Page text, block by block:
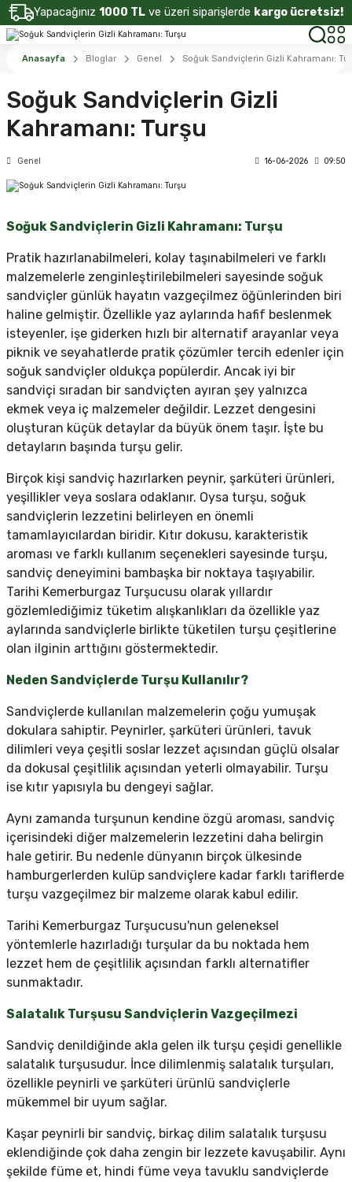
Yapacağınız 1000 TL ve üzeri siparişlerde kargo ücretsiz!
Anasayfa Bloglar Genel Soğuk Sandviçlerin Gizli Kahramanı:
Soğuk Sandviçlerin Gizli
Kahramanı: Turşu
Genel 16-06-2026 09:50
Soğuk Sandviçlerin Gizli Kahramanı: Turşu
Pratik hazırlanabilmeleri, kolay taşınabilmeleri ve farklı
malzemelerle zenginleştirilebilmeleri sayesinde soğuk
sandviçler günlük hayatın vazgeçilmez öğünlerinden biri
haline gelmiştir. Özellikle yaz aylarında hafif beslenmek
isteyenler, işe giderken hızlı bir alternatif arayanlar veya
piknik ve seyahatlerde pratik çözümler tercih edenler için
soğuk sandviçler oldukça popülerdir. Ancak iyi bir
sandviçi sıradan bir sandviçten ayıran şey yalnızca
ekmek veya iç malzemeler değildir. Lezzet dengesini
oluşturan küçük detaylar da büyük önem taşır. İşte bu
detayların başında turşu gelir.
Birçok kişi sandviç hazırlarken peynir, şarküteri ürünleri,
yeşillikler veya soslara odaklanır. Oysa turşu, soğuk
sandviçlerin lezzetini belirleyen en önemli
tamamlayıcılardan biridir. Kıtır dokusu, karakteristik
aroması ve farklı kullanım seçenekleri sayesinde turşu,
sandviç deneyimini bambaşka bir noktaya taşıyabilir.
Tarihi Kemerburgaz Turşucusu olarak yıllardır
gözlemlediğimiz tüketim alışkanlıkları da özellikle yaz
aylarında sandviçlerle birlikte tüketilen turşu çeşitlerine
olan ilginin arttığını göstermektedir.
Neden Sandviçlerde Turşu Kullanılır?
Sandviçlerde kullanılan malzemelerin çoğu yumuşak
dokulara sahiptir. Peynirler, şarküteri ürünleri, tavuk
dilimleri veya çeşitli soslar lezzet açısından güçlü olsalar
da dokusal çeşitlilik açısından yeterli olmayabilir. Turşu
ise kıtır yapısıyla bu dengeyi sağlar.
Aynı zamanda turşunun kendine özgü aroması, sandviç
içerisindeki diğer malzemelerin lezzetini daha belirgin
hale getirir. Bu nedenle dünyanın birçok ülkesinde
hamburgerlerden kulüp sandviçlere kadar farklı tariflerde
turşu vazgeçilmez bir malzeme olarak kabul edilir.
Tarihi Kemerburgaz Turşucusu'nun geleneksel
yöntemlerle hazırladığı turşular da bu noktada hem
lezzet hem de çeşitlilik açısından farklı alternatifler
sunmaktadır.
Salatalık Turşusu Sandviçlerin Vazgeçilmezi
Sandviç denildiğinde akla gelen ilk turşu çeşidi genellikle
salatalık turşusudur. İnce dilimlenmiş salatalık turşuları,
özellikle peynirli ve şarküteri ürünlü sandviçlerle
mükemmel bir uyum sağlar.
Kaşar peynirli bir sandviç, birkaç dilim salatalık turşusu
eklendiğinde çok daha zengin bir lezzete kavuşabilir. Aynı
şekilde füme et, hindi füme veya tavuklu sandviçlerde